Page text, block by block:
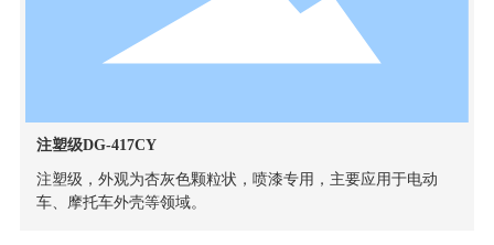
注塑级DG-417CY
注塑级，外观为杏灰色颗粒状，喷漆专用，主要应用于电动
车、摩托车外壳等领域。